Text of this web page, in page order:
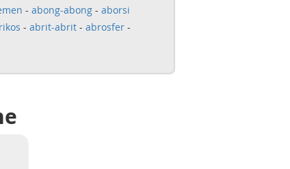
- abong-abong- aborsi
- abrit-abrit- abrosfer-